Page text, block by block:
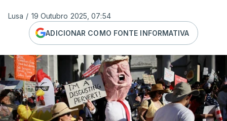
Lusa / 19 Outubro 2025, 07:54
ADICIONAR COMO FONTE INFORMATIVA